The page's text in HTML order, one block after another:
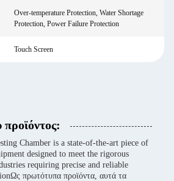
Over-temperature Protection, Water Shortage
Protection, Power Failure Protection
Touch Screen
Chamber is a state-of-the-art piece of
designed to meet the rigorous
requiring precise and reliable
πρωτότυπα προϊόντα, αυτά τα